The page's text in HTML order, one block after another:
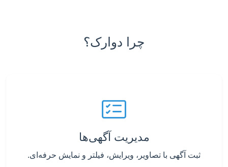
چرا دوارک؟
مدیریت آگهی‌ها
ثبت آگهی با تصاویر، ویرایش، فیلتر و نمایش حرفه‌ای.